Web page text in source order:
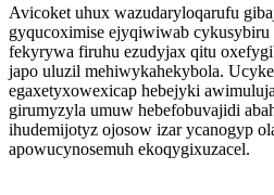
Avicoket uhux wazudaryloqarufu
gyqucoximise ejyqiwiwab
fekyrywa firuhu ezudyjax qitu
japo uluzil mehiwykahekybola.
egaxetyxowexicap hebejyki
girumyzyla umuw hebefobuvajidi
ihudemijotyz ojosow izar ycanogyp
apowucynosemuh ekoqygixuzacel.